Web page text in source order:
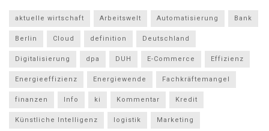
aktuelle wirtschaft Arbeitswelt Automatisierung Bank
Berlin Cloud definition Deutschland
Digitalisierung dpa DUH E-Commerce Effizienz
Energieeffizienz Energiewende Fachkräftemangel
finanzen Info ki Kommentar Kredit
Künstliche Intelligenz logistik Marketing